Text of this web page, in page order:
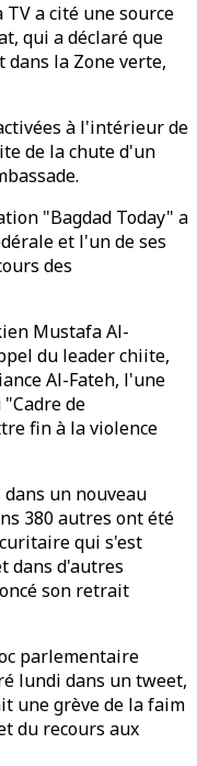
a cité une source
qui a déclaré que
la Zone verte,
à l'intérieur de
de la chute d'un
"Bagdad Today" a
et l'un de ses
des
Mustafa Al-
du leader chiite,
Al-Fateh, l'une
de
fin à la violence
un nouveau
380 autres ont été
qui s'est
dans d'autres
son retrait
parlementaire
lundi dans un tweet,
une grève de la faim
du recours aux